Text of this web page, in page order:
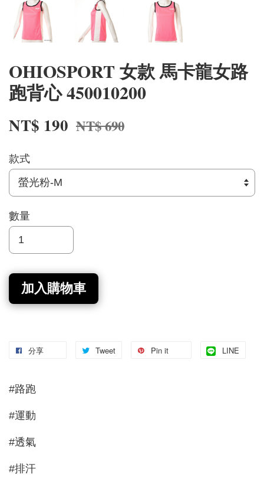
OHIOSPORT 女款 馬卡龍女路
跑背心 450010200
NT$ 190 NT$ 690
款式
數量
加入購物車
分享 Tweet Pin it LINE
#路跑
#運動
#透氣
#排汗